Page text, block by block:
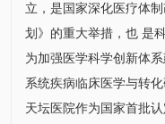
立，是国家深化医疗体
划》的重大举措，也 是
为加强医学科学创新体
系统疾病临床医学与转
天坛医院作为国家首批